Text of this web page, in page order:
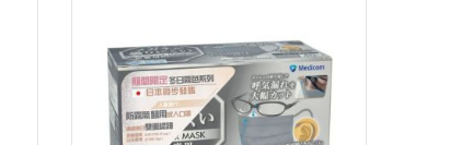
望
清
單